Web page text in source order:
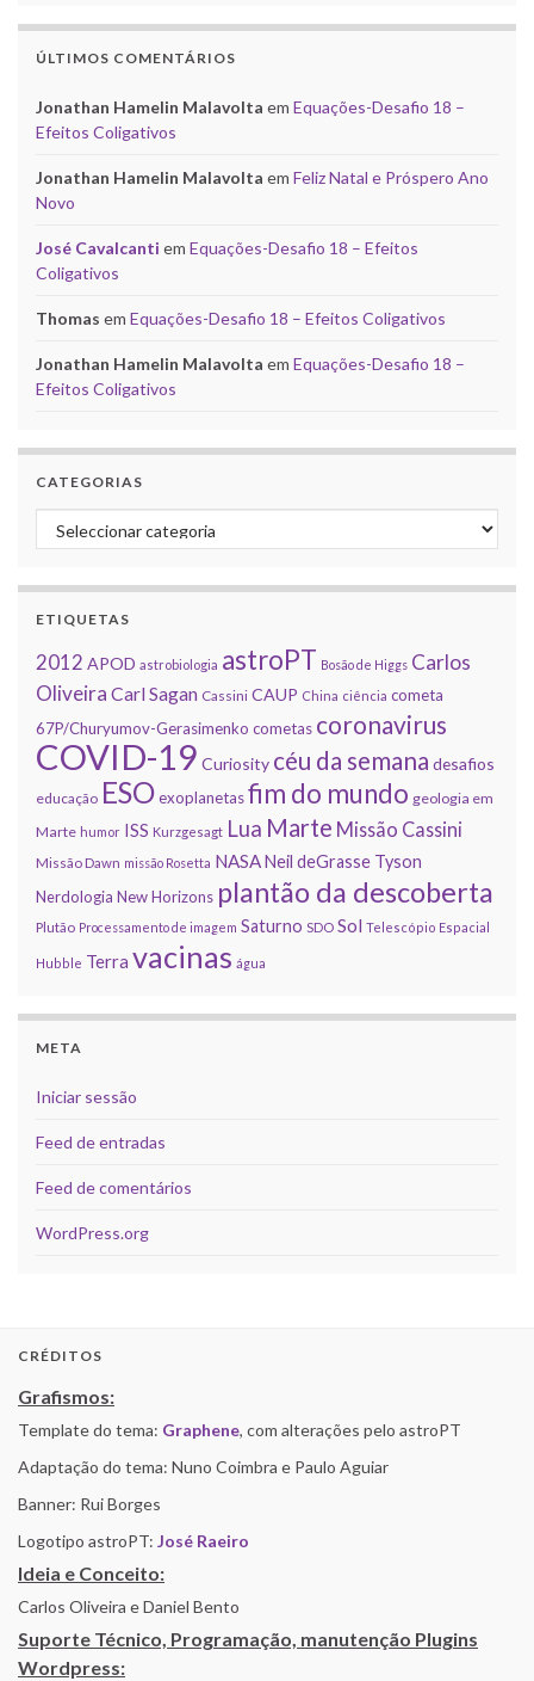
ÚLTIMOS COMENTÁRIOS
Jonathan Hamelin Malavolta em Equações-Desafio 18 –
Efeitos Coligativos
Jonathan Hamelin Malavolta em Feliz Natal e Próspero Ano
Novo
José Cavalcanti em Equações-Desafio 18 – Efeitos
Coligativos
Thomas em Equações-Desafio 18 – Efeitos Coligativos
Jonathan Hamelin Malavolta em Equações-Desafio 18 –
Efeitos Coligativos
CATEGORIAS
Categorias
ETIQUETAS
2012 APOD astrobiologia astroPT Bosão de Higgs Carlos
Oliveira Carl Sagan Cassini CAUP China ciência cometa
67P/Churyumov-Gerasimenko cometas coronavirus
COVID-19 Curiosity céu da semana desafios
educação ESOexoplanetasfim do mundo geologia em
Marte humor ISS Kurzgesagt Lua Marte Missão Cassini
Missão Dawn missão Rosetta NASANeil deGrasse Tyson
Nerdologia New Horizons plantão da descoberta
Plutão Processamento de imagem Saturno SDO Sol Telescópio Espacial
Hubble Terra vacinas água
META
Iniciar sessão
Feed de entradas
Feed de comentários
WordPress.org
CRÉDITOS
Grafismos:
Template do tema: Graphene, com alterações pelo astroPT
Adaptação do tema: Nuno Coimbra e Paulo Aguiar
Banner: Rui Borges
Logotipo astroPT: José Raeiro
Ideia e Conceito:
Carlos Oliveira e Daniel Bento
Suporte Técnico, Programação, manutenção Plugins
Wordpress: